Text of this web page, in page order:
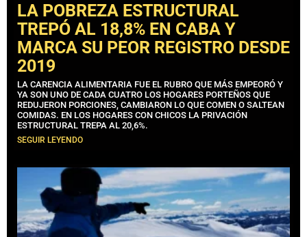
LA POBREZA ESTRUCTURAL
TREPÓ AL 18,8% EN CABA Y
MARCA SU PEOR REGISTRO DESDE
2019
LA CARENCIA ALIMENTARIA FUE EL RUBRO QUE MÁS EMPEORÓ Y
YA SON UNO DE CADA CUATRO LOS HOGARES PORTEÑOS QUE
REDUJERON PORCIONES, CAMBIARON LO QUE COMEN O SALTEAN
COMIDAS. EN LOS HOGARES CON CHICOS LA PRIVACIÓN
ESTRUCTURAL TREPA AL 20,6%.
SEGUIR LEYENDO